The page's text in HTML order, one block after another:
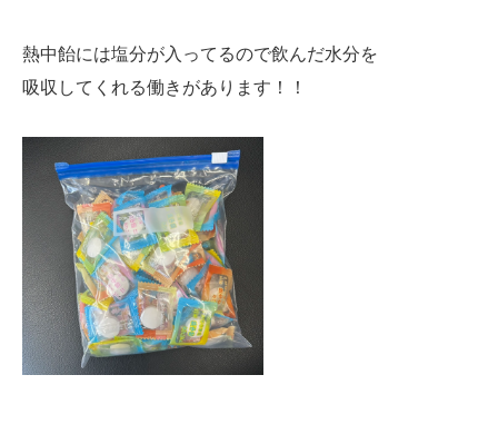
熱中飴には塩分が入ってるので飲んだ水分を
吸収してくれる働きがあります！！